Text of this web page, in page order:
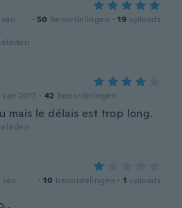
· 50 beoordelingen · 19 uploads
2017 · 42 beoordelingen
mais le délais est trop long.
· 10 beoordelingen · 1 uploads